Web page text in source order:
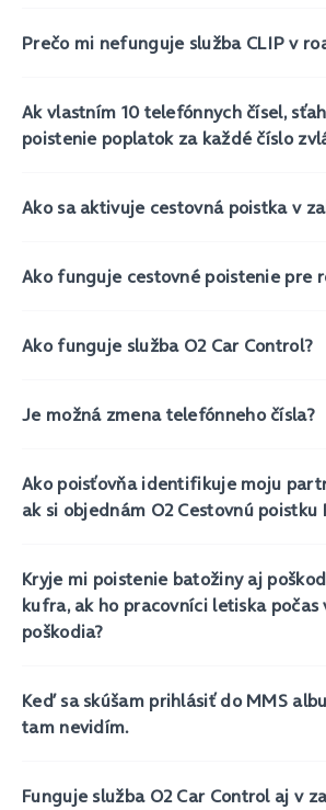
Prečo mi nefunguje služba CLIP v
Ak vlastním 10 telefónnych čísel,
poistenie poplatok za každé číslo
Ako sa aktivuje cestovná poistka v
Ako funguje cestovné poistenie pre
Ako funguje služba O2 Car Control?
Je možná zmena telefónneho čísla?
Ako poisťovňa identifikuje moju
ak si objednám O2 Cestovnú poistku
Kryje mi poistenie batožiny aj
kufra, ak ho pracovníci letiska počas
poškodia?
Keď sa skúšam prihlásiť do MMS
tam nevidím.
Funguje služba O2 Car Control aj v